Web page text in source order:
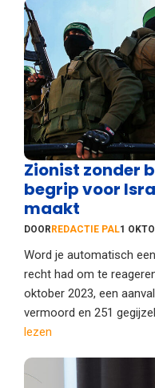
Zionist zonder
begrip voor
maakt
DOOR REDACTIE PAL1
Word je automatisch
recht had om te
oktober 2023, een
vermoord en 251
lezen